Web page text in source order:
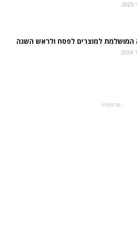
המושלמת למוצרים לפסח ולראש השנה
- פרסומת -